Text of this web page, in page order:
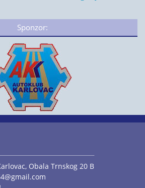
Sponzor:
Obala Trnskog 20 B